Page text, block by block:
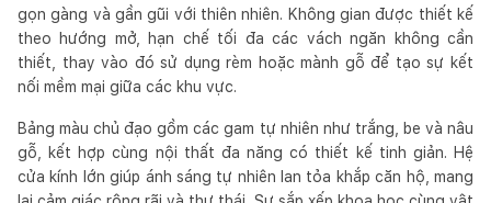
gọn gàng và gần gũi với thiên nhiên. Không gian được thiết kế
theo hướng mở, hạn chế tối đa các vách ngăn không cần
thiết, thay vào đó sử dụng rèm hoặc mành gỗ để tạo sự kết
nối mềm mại giữa các khu vực.
Bảng màu chủ đạo gồm các gam tự nhiên như trắng, be và nâu
gỗ, kết hợp cùng nội thất đa năng có thiết kế tinh giản. Hệ
cửa kính lớn giúp ánh sáng tự nhiên lan tỏa khắp căn hộ, mang